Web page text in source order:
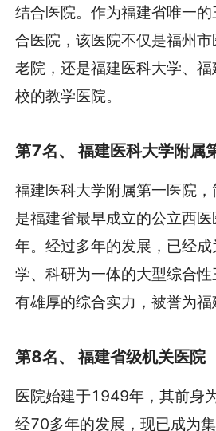
结合医院。作为福建省唯一
合医院，该医院不仅是福州
老院，还是福建医科大学、
校的教学医院。
第7名、 福建医科大学附属
福建医科大学附属第一医院，
是福建省最早成立的公立西
年。经过多年的发展，已经
学、科研为一体的大型综合
有雄厚的综合实力，被誉为福
第8名、 福建省级机关医院
医院始建于1949年，其前身
经70多年的发展，现已成为